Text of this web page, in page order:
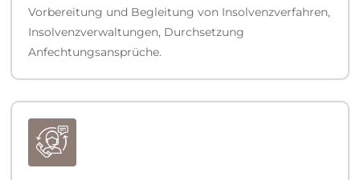
Vorbereitung und Begleitung von Insolvenzverfahren,
Insolvenzverwaltungen, Durchsetzung
Anfechtungsansprüche.